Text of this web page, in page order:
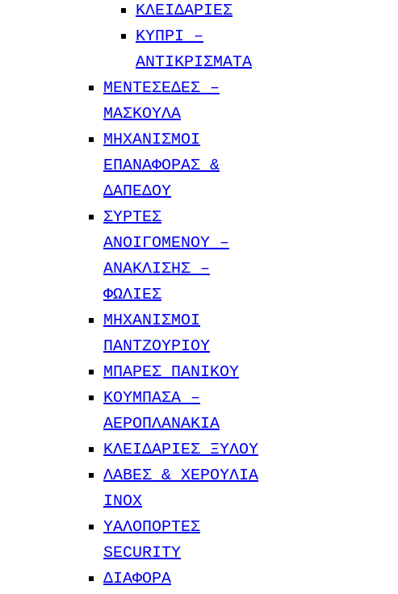
ΚΛΕΙΔΑΡΙΕΣ
ΚΥΠΡΙ –
ΑΝΤΙΚΡIΣΜΑΤΑ
ΜΕΝΤΕΣΕΔΕΣ –
ΜΑΣΚΟΥΛΑ
ΜΗΧΑΝΙΣΜΟΙ
ΕΠΑΝΑΦΟΡΑΣ &
ΔΑΠΕΔΟΥ
ΣΥΡΤΕΣ
ΑΝΟΙΓΟΜΕΝΟΥ –
ΑΝΑΚΛΙΣΗΣ –
ΦΩΛΙΕΣ
ΜΗΧΑΝΙΣΜΟΙ
ΠΑΝΤΖΟΥΡΙΟΥ
ΜΠΑΡΕΣ ΠΑΝΙΚΟΥ
ΚΟΥΜΠΑΣΑ –
ΑΕΡΟΠΛΑΝΑΚΙΑ
ΚΛΕΙΔΑΡΙΕΣ ΞΥΛΟΥ
ΛΑΒΕΣ & ΧΕΡΟΥΛΙΑ
INOX
ΥΑΛΟΠΟΡΤΕΣ
SECURITY
ΔΙΑΦΟΡΑ